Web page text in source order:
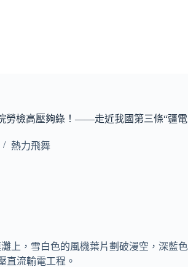
勞檢高壓夠綠！——走近我國第三條“疆
熱力飛舞
上，雪白色的風機葉片劃破漫空，深藍
流輸電工程。